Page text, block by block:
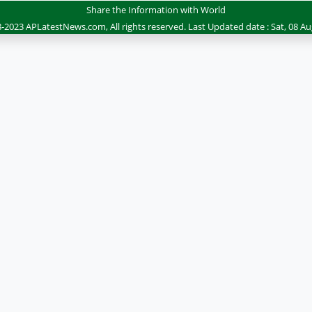
Share the Information with World
2023 APLatestNews.com, All rights reserved. Last Updated date : Sat, 08